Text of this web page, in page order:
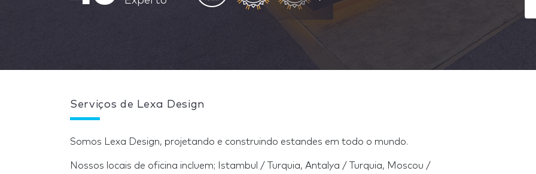
Serviços de Lexa Design
Somos Lexa Design, projetando e construindo estandes em todo o mundo.
Nossos locais de oficina incluem; Istambul / Turquia, Antalya / Turquia, Moscou /